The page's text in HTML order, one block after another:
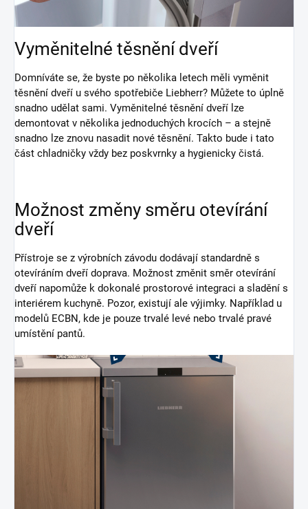
Vyměnitelné těsnění dveří
Domníváte se, že byste po několika letech měli vyměnit
těsnění dveří u svého spotřebiče Liebherr? Můžete to úplně
snadno udělat sami. Vyměnitelné těsnění dveří lze
demontovat v několika jednoduchých krocích – a stejně
snadno lze znovu nasadit nové těsnění. Takto bude i tato
část chladničky vždy bez poskvrnky a hygienicky čistá.
Možnost změny směru otevírání
dveří
Přístroje se z výrobních závodu dodávají standardně s
otevíráním dveří doprava. Možnost změnit směr otevírání
dveří napomůže k dokonalé prostorové integraci a sladění s
interiérem kuchyně. Pozor, existují ale výjimky. Například u
modelů ECBN, kde je pouze trvalé levé nebo trvalé pravé
umístění pantů.